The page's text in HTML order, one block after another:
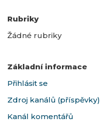
Rubriky
Žádné rubriky
Základní informace
Přihlásit se
Zdroj kanálů (příspěvky)
Kanál komentářů